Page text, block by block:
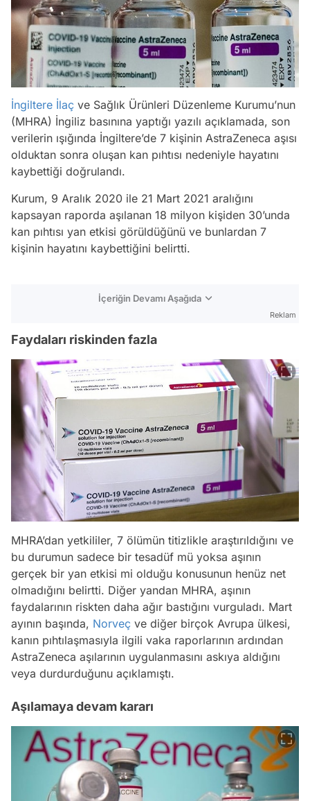
İngiltere İlaç ve Sağlık Ürünleri Düzenleme Kurumu’nun
(MHRA) İngiliz basınına yaptığı yazılı açıklamada, son
verilerin ışığında İngiltere’de 7 kişinin AstraZeneca aşısı
olduktan sonra oluşan kan pıhtısı nedeniyle hayatını
kaybettiği doğrulandı.
Kurum, 9 Aralık 2020 ile 21 Mart 2021 aralığını
kapsayan raporda aşılanan 18 milyon kişiden 30’unda
kan pıhtısı yan etkisi görüldüğünü ve bunlardan 7
kişinin hayatını kaybettiğini belirtti.
İçeriğin Devamı Aşağıda
Reklam
Faydaları riskinden fazla
MHRA’dan yetkililer, 7 ölümün titizlikle araştırıldığını ve
bu durumun sadece bir tesadüf mü yoksa aşının
gerçek bir yan etkisi mi olduğu konusunun henüz net
olmadığını belirtti. Diğer yandan MHRA, aşının
faydalarının riskten daha ağır bastığını vurguladı. Mart
ayının başında, Norveç ve diğer birçok Avrupa ülkesi,
kanın pıhtılaşmasıyla ilgili vaka raporlarının ardından
AstraZeneca aşılarının uygulanmasını askıya aldığını
veya durdurduğunu açıklamıştı.
Aşılamaya devam kararı